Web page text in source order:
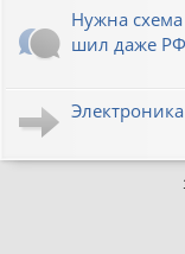
Нужна схема
шил даже